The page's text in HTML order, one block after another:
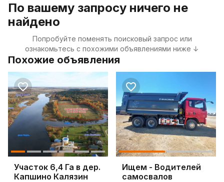
По вашему запросу ничего не
найдено
Попробуйте поменять поисковый запрос или
ознакомьтесь с похожими объявлениями ниже ↓
Похожие объявления
Участок 6,4 Га в дер.
Капшино Калязин
Ищем - Водителей
самосвалов